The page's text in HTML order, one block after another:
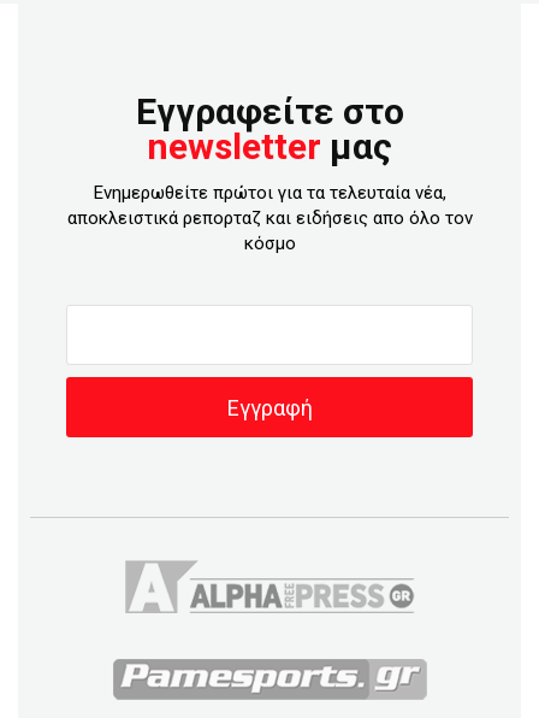
Εγγραφείτε στο
newsletter μας
Ενημερωθείτε πρώτοι για τα τελευταία νέα,
αποκλειστικά ρεπορταζ και ειδήσεις απο όλο τον
κόσμο